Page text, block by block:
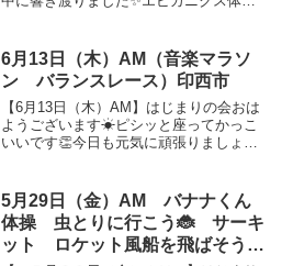
く早いです！！ ぴょーんと軽々越えてい
きます。 途中...
6月13日（木）AM（音楽マラソ
ン バランスレース）印西市
【6月13日（木）AM】はじまりの会おは
ようございます☀ピシッと座ってかっこ
いいです👏今日も元気に頑張りましょう
ぼこ道もレッツゴー！バランスレース金
魚の口にビー玉を入れ...
5月29日（金）AM バナナくん
体操 虫とりに行こう🐞 サーキ
ット ロケット風船を飛ばそう